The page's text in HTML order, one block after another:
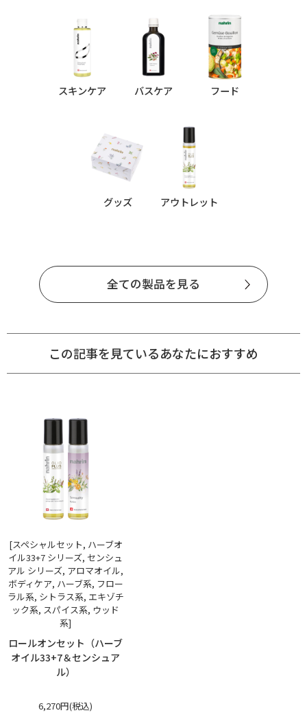
スキンケア バスケア フード
グッズ アウトレット
全ての製品を見る
この記事を見ているあなたにおすすめ
[スペシャルセット, ハーブオ
イル33+7 シリーズ, センシュ
アル シリーズ, アロマオイル,
ボディケア, ハーブ系, フロー
ラル系, シトラス系, エキゾチ
ック系, スパイス系, ウッド
系]
ロールオンセット（ハーブ
オイル33+7＆センシュア
ル）
6,270円(税込)